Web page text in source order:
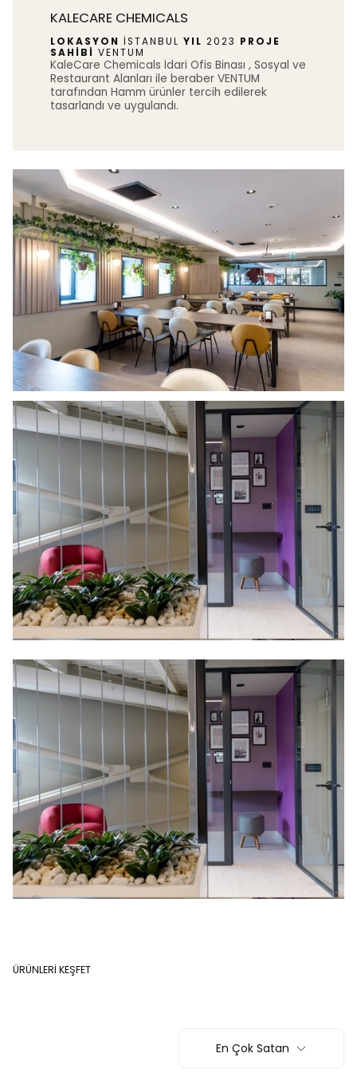
KALECARE CHEMICALS
LOKASYON İSTANBUL YIL 2023 PROJE
SAHİBİVENTUM
KaleCare Chemicals İdari Ofis Binası , Sosyal ve
Restaurant Alanları ile beraber VENTUM
tarafından Hamm ürünler tercih edilerek
tasarlandı ve uygulandı.
ÜRÜNLERİ KEŞFET
En Çok Satan